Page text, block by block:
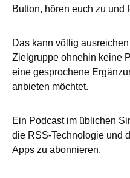
Button, hören euch zu und
Das kann völlig
Zielgruppe ohnehin keine
eine gesprochene
anbieten möchtet.
Ein Podcast im üblichen
die RSS-Technologie und
Apps zu abonnieren.